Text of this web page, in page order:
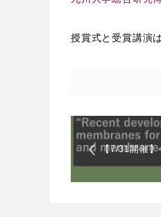
授賞式と受賞講演
【7/31開催】